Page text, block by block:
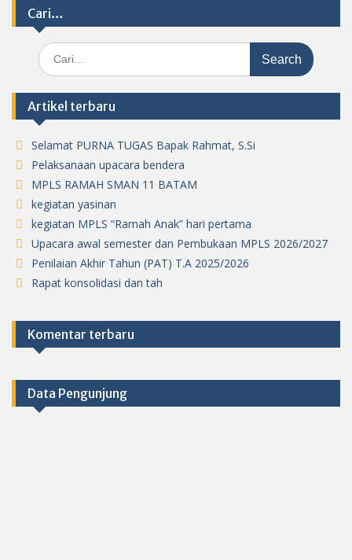
Cari…
Search
for:
Artikel terbaru
Selamat PURNA TUGAS Bapak Rahmat, S.Si
Pelaksanaan upacara bendera
MPLS RAMAH SMAN 11 BATAM
kegiatan yasinan
kegiatan MPLS “Ramah Anak” hari pertama
Upacara awal semester dan Pembukaan MPLS 2026/2027
Penilaian Akhir Tahun (PAT) T.A 2025/2026
Rapat konsolidasi dan tah
Komentar terbaru
Data Pengunjung